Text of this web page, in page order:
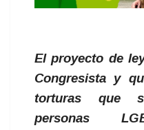
El proyecto de
Congresista y
torturas que
personas